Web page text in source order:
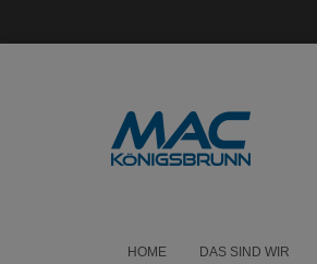
HOME DAS SIND WIR